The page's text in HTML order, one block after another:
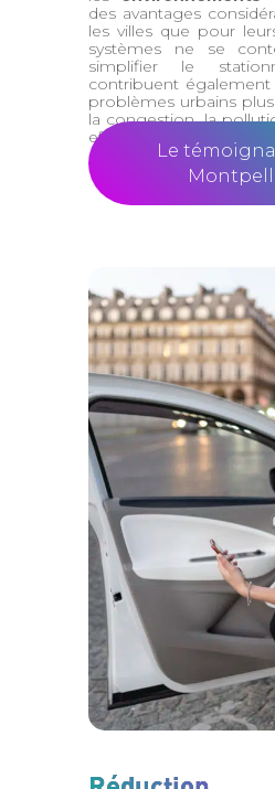
des avantages
les villes que pour
systèmes ne se
simplifier le
contribuent
problèmes urbains
la congestion, la
efficace de l’espace.
Le